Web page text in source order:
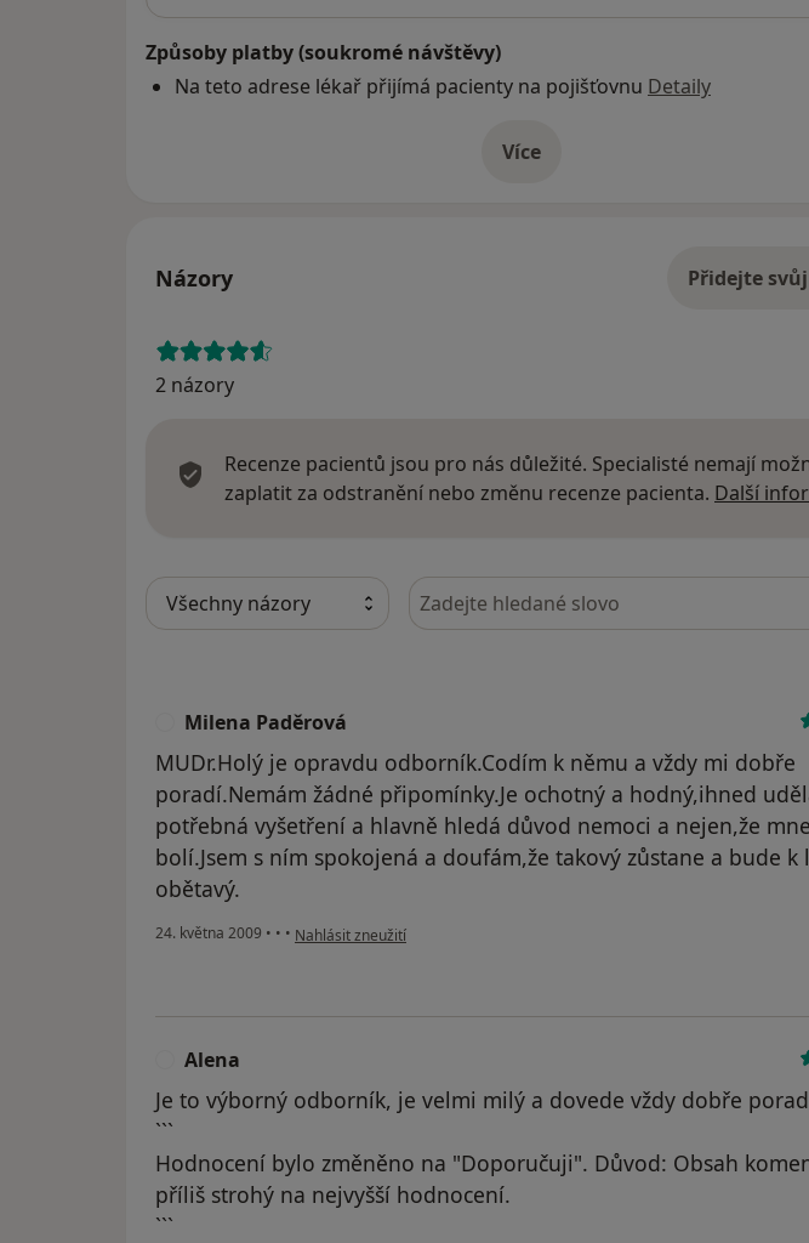
Způsoby platby (soukromé návštěvy)
Na teto adrese lékař přijímá pacienty na pojišťovnu Detaily
Víceo adrese
Názory Přidejte
2 názory
Recenze pacientů jsou pro nás důležité. Specialisté nemají
zaplatit za odstranění nebo změnu recenze pacienta. Další
Hledejte v názorech
Milena Paděrová
MUDr.Holý je opravdu odborník.Codím k němu a vždy mi dobře
poradí.Nemám žádné připomínky.Je ochotný a hodný,ihned
potřebná vyšetření a hlavně hledá důvod nemoci a nejen,že
bolí.Jsem s ním spokojená a doufám,že takový zůstane a bude k
obětavý.
24. května 2009 • • • podle názoru uživatele Milena Paděrová
Nahlásit zneužití
Alena
Je to výborný odborník, je velmi milý a dovede vždy dobře
```
Hodnocení bylo změněno na "Doporučuji". Důvod: Obsah
příliš strohý na nejvyšší hodnocení.
```